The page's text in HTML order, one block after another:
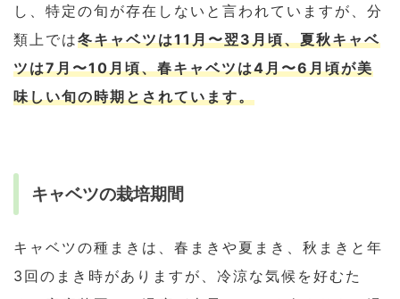
し、特定の旬が存在しないと言われていますが、分
類上では冬キャベツは11月〜翌3月頃、夏秋キャベ
ツは7月〜10月頃、春キャベツは4月〜6月頃が美
味しい旬の時期とされています。
キャベツの栽培期間
キャベツの種まきは、春まきや夏まき、秋まきと年
3回のまき時がありますが、冷涼な気候を好むた